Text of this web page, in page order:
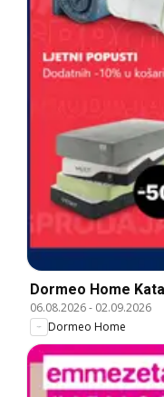
Dormeo Home
06.08.2026- 02.09.2026
Dormeo Home